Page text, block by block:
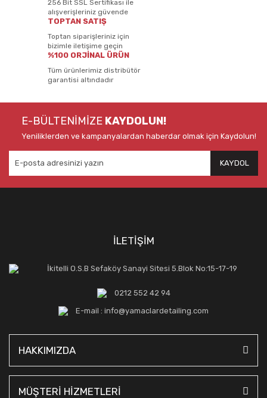
256 Bit SSL Sertifikası ile
alışverişleriniz güvende
TOPTAN SATIŞ
Toptan siparişleriniz için
bizimle iletişime geçin
%100 ORJİNAL ÜRÜN
Tüm ürünlerimiz distribütör
garantisi altındadır
E-BÜLTENİMİZE KAYDOLUN!
Yeniliklerden ve kampanyalardan haberdar olmak için Kaydolun!
KAYDOL
İLETİŞİM
İkitelli O.S.B Sefaköy Sanayi Sitesi 5.Blok No:15-17-19
0212 552 42 94
E-mail : info@yamaclardetailing.com
HAKKIMIZDA
MÜŞTERİ HİZMETLERİ